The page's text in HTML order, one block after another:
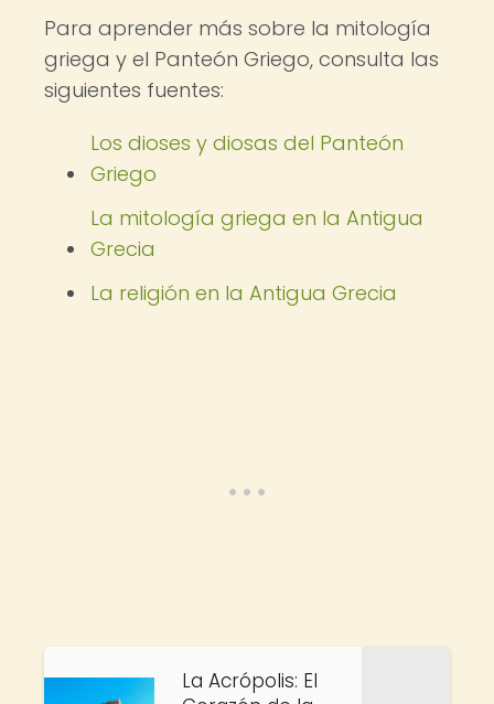
Para aprender más sobre la mitología
griega y el Panteón Griego, consulta las
siguientes fuentes:
Los dioses y diosas del Panteón
Griego
La mitología griega en la Antigua
Grecia
La religión en la Antigua Grecia
La Acrópolis: El